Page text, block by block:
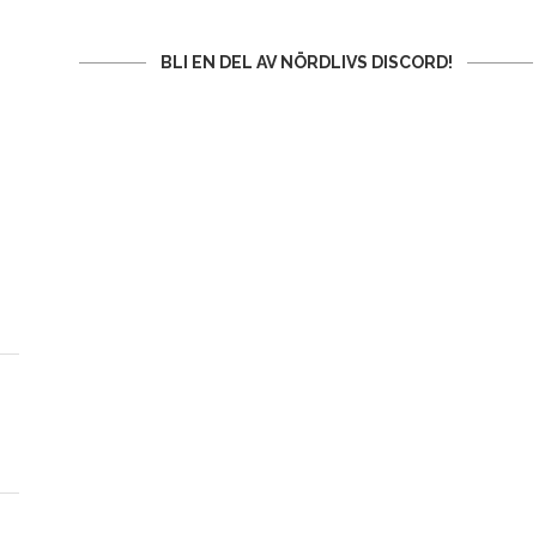
BLI EN DEL AV NÖRDLIVS DISCORD!